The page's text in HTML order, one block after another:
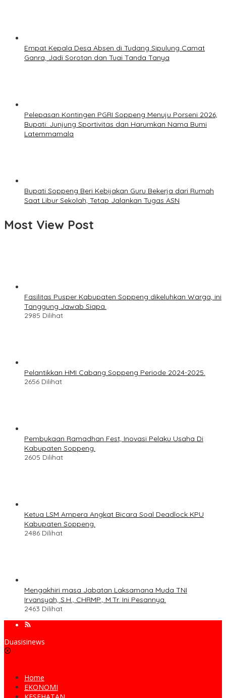
Empat Kepala Desa Absen di Tudang Sipulung Camat
Ganra, Jadi Sorotan dan Tuai Tanda Tanya
Pelepasan Kontingen PGRI Soppeng Menuju Porseni 2026,
Bupati: Junjung Sportivitas dan Harumkan Nama Bumi
Latemmamala
Bupati Soppeng Beri Kebijakan Guru Bekerja dari Rumah
Saat Libur Sekolah, Tetap Jalankan Tugas ASN
Most View Post
Fasilitas Pusper Kabupaten Soppeng dikeluhkan Warga, ini
Tanggung Jawab Siapa.
2985 Dilihat
Pelantikkan HMI Cabang Soppeng Periode 2024-2025.
2656 Dilihat
Pembukaan Ramadhan Fest, Inovasi Pelaku Usaha Di
Kabupaten Soppeng.
2605 Dilihat
Ketua LSM Ampera Angkat Bicara Soal Deadlock KPU
Kabupaten Soppeng.
2486 Dilihat
Mengakhiri masa Jabatan Laksamana Muda TNI
Irvansyah, S.H., CHRMP., M.Tr. Ini Pesannya.
2463 Dilihat
Duasisinews
Home
EKONOMI